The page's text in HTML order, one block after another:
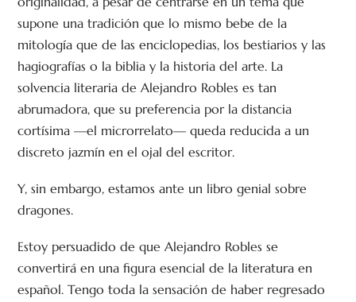
supone una tradición que lo mismo bebe de la
mitología que de las enciclopedias, los bestiarios y las
hagiografías o la biblia y la historia del arte. La
solvencia literaria de Alejandro Robles es tan
abrumadora, que su preferencia por la distancia
cortísima —el microrrelato— queda reducida a un
discreto jazmín en el ojal del escritor.
Y, sin embargo, estamos ante un libro genial sobre
dragones.
Estoy persuadido de que Alejandro Robles se
convertirá en una figura esencial de la literatura en
español. Tengo toda la sensación de haber regresado